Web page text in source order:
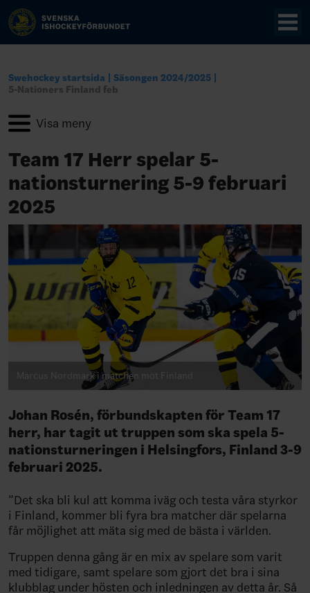
Swehockey startsida
Säsongen 2024/2025
5-Nationers Finland feb
Team 17 Herr spelar 5-
nationsturnering 5-9 februari
2025
Marcus Nordmark i matchen mot Finland
Johan Rosén, förbundskapten för Team 17
herr, har tagit ut truppen som ska spela 5-
nationsturneringen i Helsingfors, Finland 3-9
februari 2025.
”Det ska bli kul att komma iväg och testa våra styrkor
i Finland, kommer bli fyra bra matcher där spelarna
får möjlighet att mäta sig med de bästa i världen.
Truppen denna gång är en mix av spelare som varit
med tidigare, samt spelare som gjort det bra i sina
klubblag under hösten och inledningen av detta år. Så